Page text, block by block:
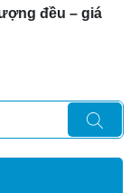
đều – giá